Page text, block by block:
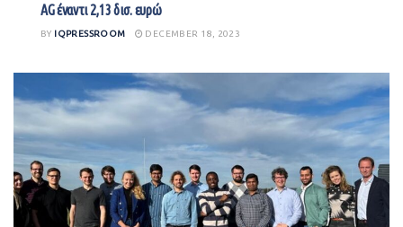
AG έναντι 2,13 δισ. ευρώ
BY IQPRESSROOM DECEMBER 18, 2023